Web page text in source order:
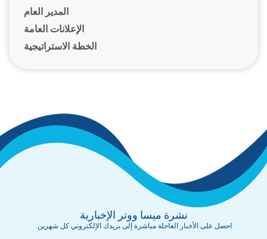
المدير العام
الإعلانات العامة
الخطة الاستراتيجية
نشرة ميسا ووتر الإخبارية
احصل على الأخبار العاجلة مباشرة إلى بريدك الإلكتروني كل شهرين.